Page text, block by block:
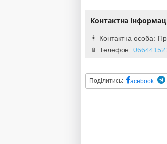
Контактна
Поділитись: acebook